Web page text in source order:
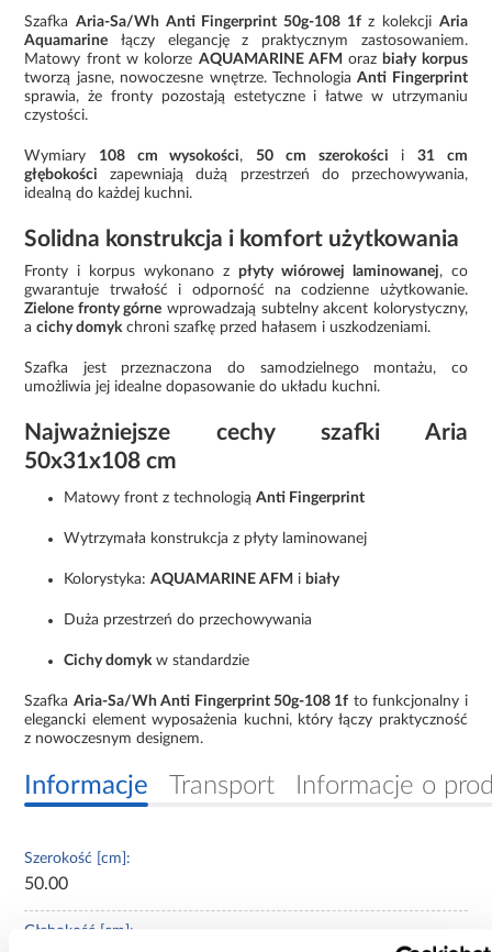
SzafkaAria-Sa/Wh Anti Fingerprint 50g-108 1fz kolekcji Aria
Aquamarine łączy elegancję z praktycznym zastosowaniem.
Matowy front w kolorze AQUAMARINE AFM oraz biały korpus
tworzą jasne, nowoczesne wnętrze. TechnologiaAnti Fingerprint
sprawia, że fronty pozostają estetyczne i łatwe w utrzymaniu
czystości.
Wymiary 108 cm wysokości,50 cm szerokości i 31 cm
głębokości zapewniają dużą przestrzeń do przechowywania,
idealną do każdej kuchni.
Solidna konstrukcja i komfort użytkowania
Fronty i korpus wykonano z płyty wiórowej laminowanej, co
gwarantuje trwałość i odporność na codzienne użytkowanie.
Zielone fronty górne wprowadzają subtelny akcent kolorystyczny,
acichy domyk chroni szafkę przed hałasem i uszkodzeniami.
Szafka jest przeznaczona do samodzielnego montażu, co
umożliwia jej idealne dopasowanie do układu kuchni.
Najważniejsze cechy szafki Aria
50x31x108 cm
Matowy front z technologiąAnti Fingerprint
Wytrzymała konstrukcja z płyty laminowanej
Kolorystyka:AQUAMARINE AFM i biały
Duża przestrzeń do przechowywania
Cichy domyk w standardzie
Szafka Aria-Sa/Wh Anti Fingerprint 50g-108 1f to funkcjonalny i
elegancki element wyposażenia kuchni, który łączy praktyczność
z nowoczesnym designem.
Informacje Transport Informacje o
Szerokość [cm]:
50.00
Głębokość [cm]: